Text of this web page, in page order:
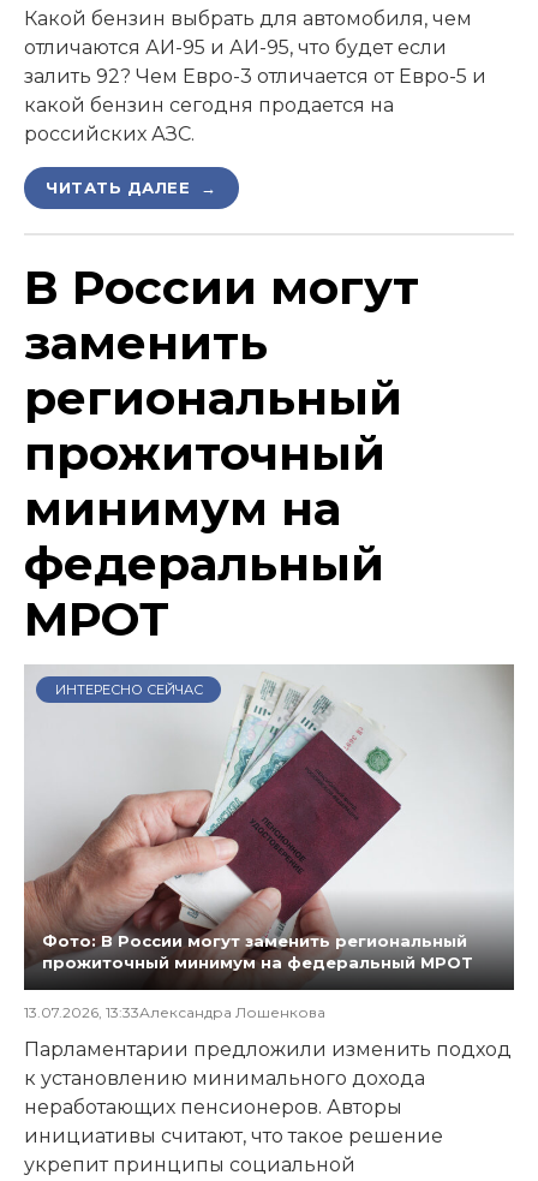
Какой бензин выбрать для автомобиля, чем
отличаются АИ-95 и АИ-95, что будет если
залить 92? Чем Евро-3 отличается от Евро-5 и
какой бензин сегодня продается на
российских АЗС.
ЧИТАТЬ ДАЛЕЕ →
В России могут
заменить
региональный
прожиточный
минимум на
федеральный
МРОТ
ИНТЕРЕСНО СЕЙЧАС
Фото: В России могут заменить региональный
прожиточный минимум на федеральный МРОТ
13.07.2026, 13:33Александра Лошенкова
Парламентарии предложили изменить подход
к установлению минимального дохода
неработающих пенсионеров. Авторы
инициативы считают, что такое решение
укрепит принципы социальной